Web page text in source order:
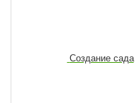
Создание сада